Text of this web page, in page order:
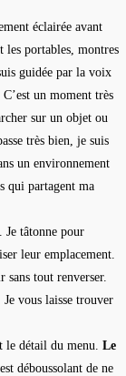
éclairée avant
les portables, montres
guidée par la voix
un moment très
sur un objet ou
très bien, je suis
un environnement
qui partagent ma
Je tâtonne pour
leur emplacement.
sans tout renverser.
vous laisse trouver
le détail du menu. Le
déboussolant de ne